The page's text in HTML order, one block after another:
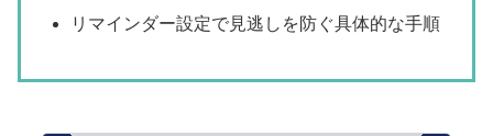
リマインダー設定で見逃しを防ぐ具体的な手順